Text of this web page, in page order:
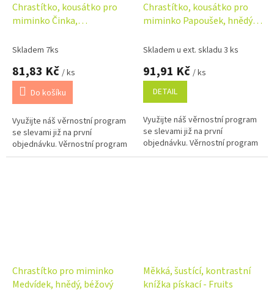
Chrastítko, kousátko pro
miminko Činka,
Skladem 7ks
81,83 Kč / ks
Do košíku
Využijte náš věrnostní program
se slevami již na první
objednávku. Věrnostní program
Chrastítko, kousátko pro
miminko Papoušek, hnědý,
Skladem u ext. skladu 3 ks
91,91 Kč / ks
DETAIL
Využijte náš věrnostní program
se slevami již na první
objednávku. Věrnostní program
Chrastítko pro miminko
Medvídek, hnědý, béžový
Měkká, šustící, kontrastní
knížka pískací - Fruits